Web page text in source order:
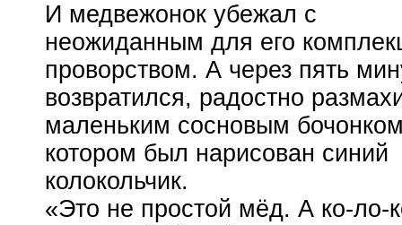
И медвежонок убежал с
неожиданным для его
проворством. А через пять
возвратился, радостно
маленьким сосновым
котором был нарисован синий
колокольчик.
«Это не простой мёд. А ко-ло-